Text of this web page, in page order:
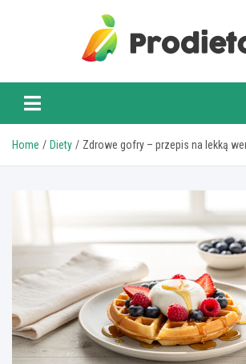
prodieta.pl
Home Diety Zdrowe gofry – przepis na lekką